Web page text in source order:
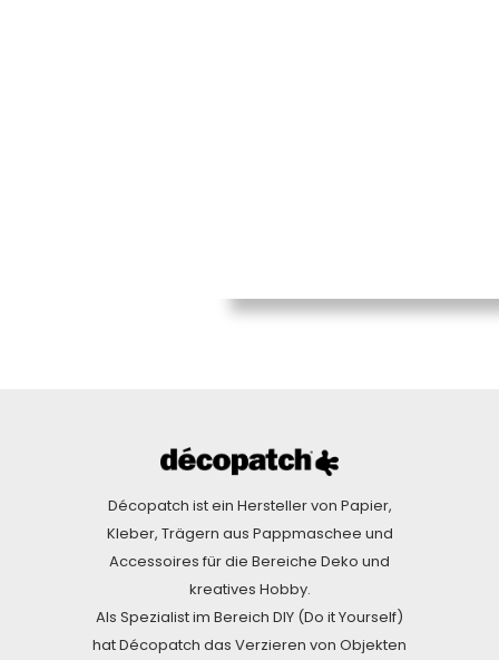
Décopatch ist ein Hersteller von Papier,
Kleber, Trägern aus Pappmaschee und
Accessoires für die Bereiche Deko und
kreatives Hobby.
Als Spezialist im Bereich DIY (Do it Yourself)
hat Décopatch das Verzieren von Objekten